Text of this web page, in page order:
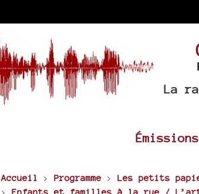
La
Accueil > Programme > Les petits
> Enfants et familles à la rue / L’art